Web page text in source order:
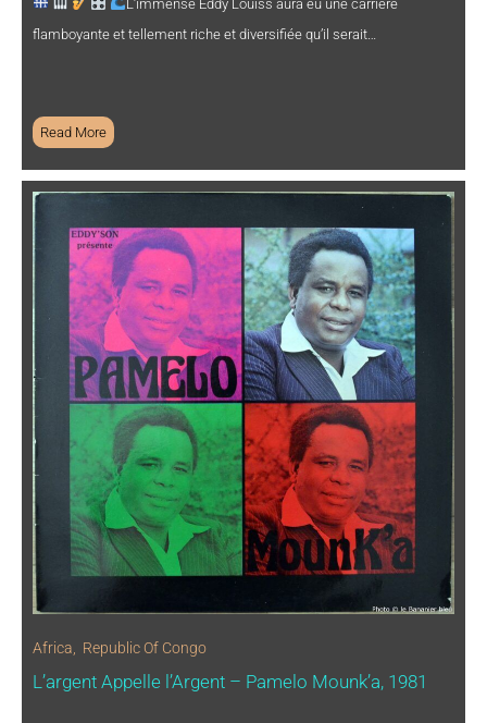
L’immense Eddy Louiss aura eu une carrière
flamboyante et tellement riche et diversifiée qu’il serait…
Read More
Africa Republic Of Congo
L’argent Appelle l’Argent – Pamelo Mounk’a, 1981